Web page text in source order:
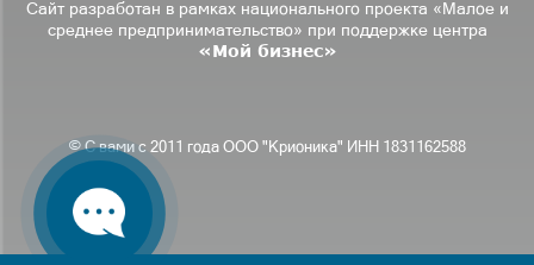
Сайт разработан в рамках национального проекта «Малое и
среднее предпринимательство» при поддержке центра
«Мой бизнес»
© С вами с 2011 года ООО "Крионика" ИНН 1831162588